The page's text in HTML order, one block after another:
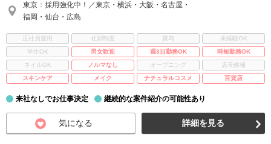
東京：採用強化中！／東京・横浜・大阪・名古屋・
福岡・仙台・広島
正社員登用 社割制度 賞与
未経験OK
学生OK
男女歓迎 週3日勤務OK
時短勤務OK
ネイルOK
ノルマなし オープニング
店長候補
スキンケア
メイク ナチュラルコスメ 百貨店
来社なしでお仕事決定 継続的な案件紹介の可能性あり
気になる 詳細を見る